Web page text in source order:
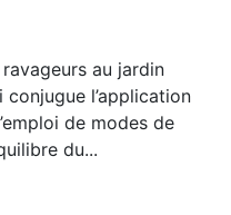
au jardin
l’application
de modes de
du...